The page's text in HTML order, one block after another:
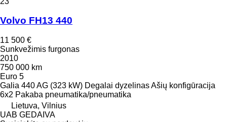
Volvo FH13 440
11 500 €
Sunkvežimis furgonas
2010
750 000 km
Euro 5
Galia 440 AG (323 kW) Degalai dyzelinasAšių konfigūracija
6x2 Pakaba pneumatika/pneumatika
Lietuva, Vilnius
UAB GEDAIVA